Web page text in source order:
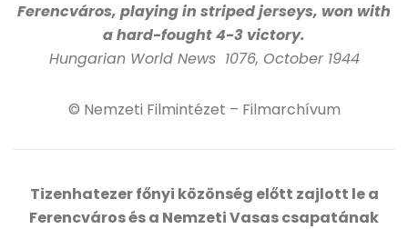
Ferencváros, playing in striped jerseys, won with
a hard-fought 4-3 victory.
Hungarian World News 1076, October 1944
© Nemzeti Filmintézet – Filmarchívum
Tizenhatezer főnyi közönség előtt zajlott le a
Ferencváros és a Nemzeti Vasas csapatának